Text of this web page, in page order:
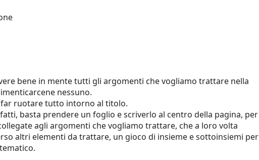
bene in mente tutti gli argomenti che vogliamo trattare nella
nessuno.
far ruotare tutto intorno al titolo.
basta prendere un foglio e scriverlo al centro della pagina, per
agli argomenti che vogliamo trattare, che a loro volta
altri elementi da trattare, un gioco di insieme e sottoinsiemi per